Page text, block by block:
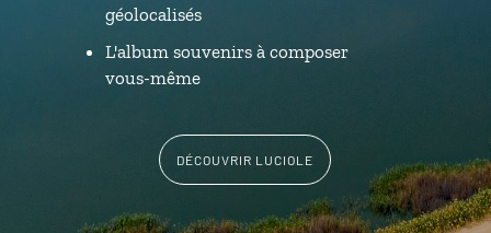
géolocalisés
L'album souvenirs à composer
vous-même
DÉCOUVRIR LUCIOLE